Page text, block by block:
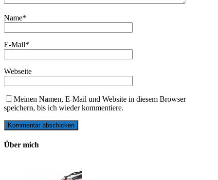
Name*
E-Mail*
Webseite
Meinen Namen, E-Mail und Website in diesem Browser
speichern, bis ich wieder kommentiere.
Über mich